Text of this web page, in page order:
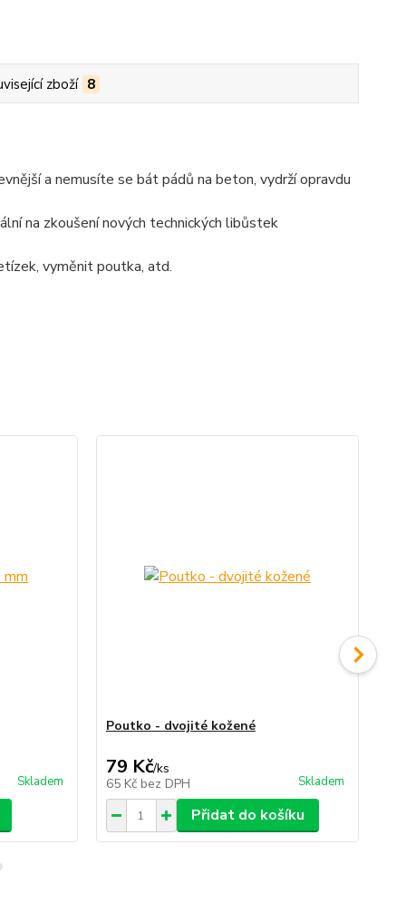
zboží 8
a nemusíte se bát pádů na beton, vydrží opravdu
na zkoušení nových technických libůstek
vyměnit poutka, atd.
Skladem
Poutko - dvojité kožené
79 Kč/ks
65 Kč bez DPH Skladem
Přidat do košíku